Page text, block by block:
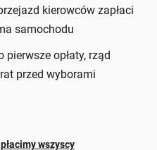
kierowców zapłaci
samochodu
opłaty, rząd
przed wyborami
wszyscy